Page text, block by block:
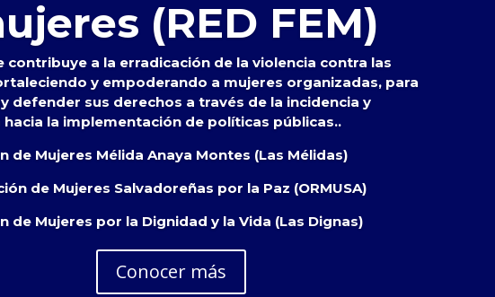
(RED FEM)
contribuye a la erradicación de la violencia contra las
y empoderando a mujeres organizadas, para
defender sus derechos a través de la incidencia y
la implementación de políticas públicas..
de Mujeres Mélida Anaya Montes (Las Mélidas)
de Mujeres Salvadoreñas por la Paz (ORMUSA)
de Mujeres por la Dignidad y la Vida (Las Dignas)
Conocer más